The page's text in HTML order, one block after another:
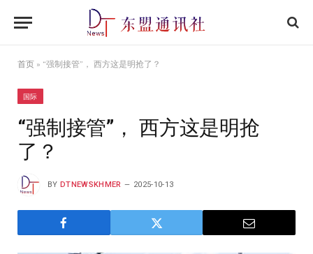
首页 » “强制接管”， 西方这是明抢了？
国际
“强制接管”， 西方这是明抢
了？
BY DTNEWSKHMER 2025-10-13